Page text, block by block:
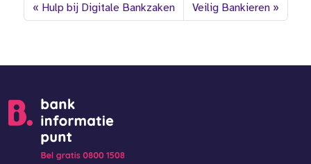
Hulp bij Digitale Bankzaken Veilig Bankieren